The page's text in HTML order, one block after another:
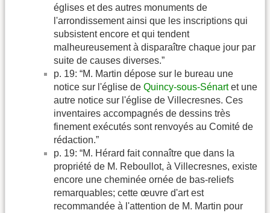
églises et des autres monuments de
l'arrondissement ainsi que les inscriptions qui
subsistent encore et qui tendent
malheureusement à disparaître chaque jour par
suite de causes diverses.”
p. 19: “M. Martin dépose sur le bureau une
notice sur l'église de Quincy-sous-Sénartet une
autre notice sur l'église de Villecresnes. Ces
inventaires accompagnés de dessins très
finement exécutés sont renvoyés au Comité de
rédaction.”
p. 19: “M. Hérard fait connaître que dans la
propriété de M. Reboullot, à Villecresnes, existe
encore une cheminée ornée de bas-reliefs
remarquables; cette œuvre d'art est
recommandée à l'attention de M. Martin pour